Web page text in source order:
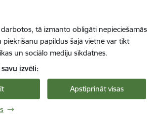
tā izmanto obligāti nepieciešamās
piekrišanu papildus šajā vietnē var tikt
un sociālo mediju sīkdatnes.
izvēli:
Apstiprināt visas